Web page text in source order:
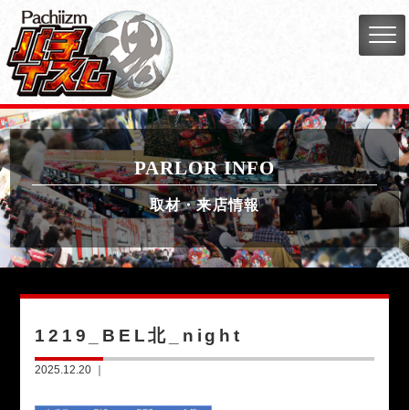
PARLOR INFO
取材・来店情報
1219_BEL北_night
2025.12.20 ｜